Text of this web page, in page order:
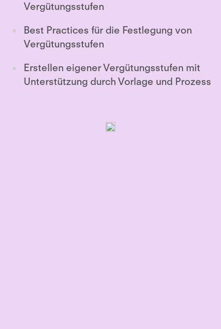
Vergütungsstufen
Best Practices für die Festlegung von
Vergütungsstufen
Erstellen eigener Vergütungsstufen mit
Unterstützung durch Vorlage und Prozess